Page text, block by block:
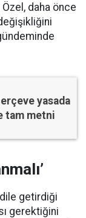
Özel, daha önce
yasada
tam metni
getirdiği
gerektiğini